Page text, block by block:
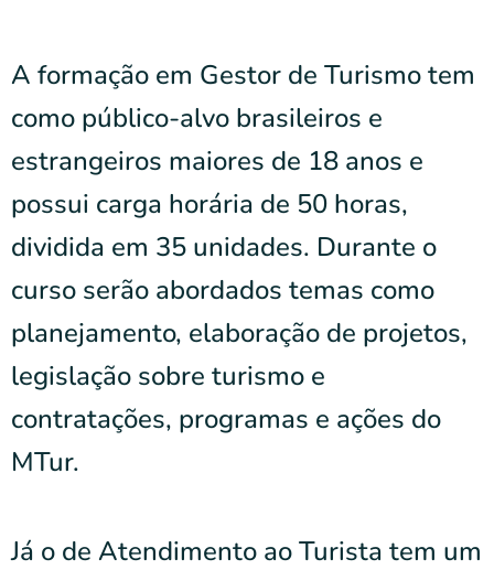
A formação em Gestor de Turismo tem
como público-alvo brasileiros e
estrangeiros maiores de 18 anos e
possui carga horária de 50 horas,
dividida em 35 unidades. Durante o
curso serão abordados temas como
planejamento, elaboração de projetos,
legislação sobre turismo e
contratações, programas e ações do
MTur.
Já o de Atendimento ao Turista tem um